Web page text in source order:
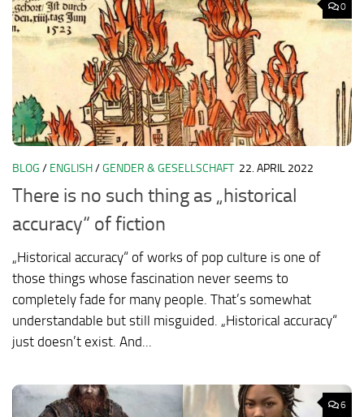
0
BLOG / ENGLISH/GENDER & GESELLSCHAFT 22. APRIL 2022
There is no such thing as „historical
accuracy“ of fiction
„Historical accuracy“ of works of pop culture is one of
those things whose fascination never seems to
completely fade for many people. That’s somewhat
understandable but still misguided. „Historical accuracy“
just doesn’t exist. And...
6